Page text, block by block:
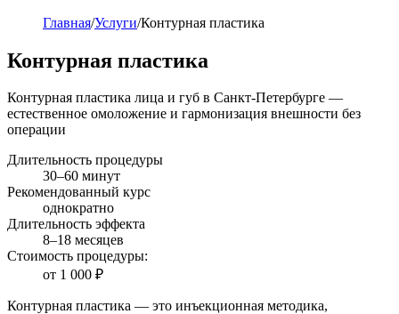
Главная/Услуги/Контурная пластика
Контурная пластика
Контурная пластика лица и губ в Санкт-Петербурге —
естественное омоложение и гармонизация внешности без
операции
Длительность процедуры
30–60 минут
Рекомендованный курс
однократно
Длительность эффекта
8–18 месяцев
Стоимость процедуры:
от 1 000 ₽
Контурная пластика — это инъекционная методика,